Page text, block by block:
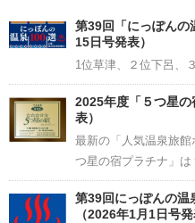
第39回「にっぽんの
15日号発表）
1位草津、２位下呂、
2025年度「５つ星
表）
最新の「人気温泉旅館
つ星の宿プラチナ」は
第39回にっぽんの温
（2026年1月1日号発